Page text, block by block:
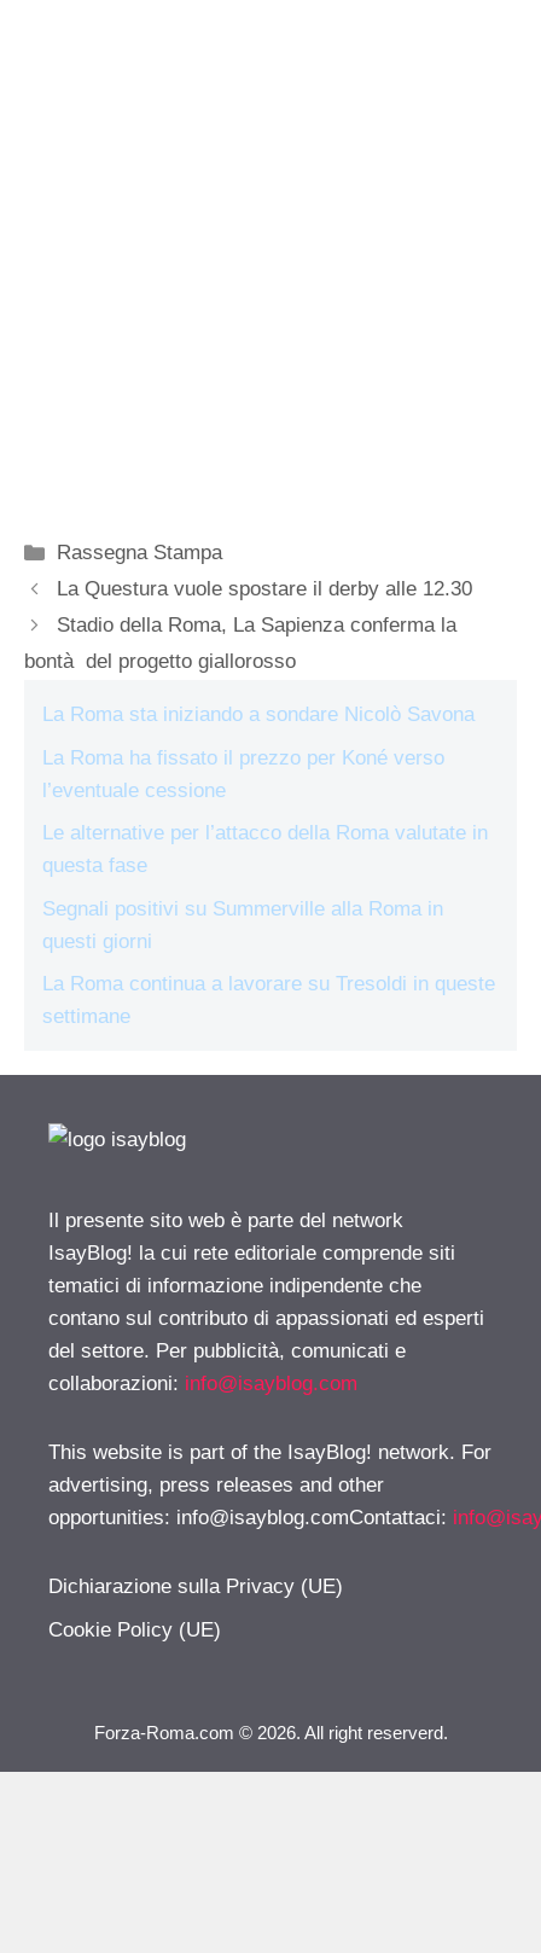
Categorie
Rassegna Stampa
La Questura vuole spostare il derby alle 12.30
Stadio della Roma, La Sapienza conferma la
bontà del progetto giallorosso
La Roma sta iniziando a sondare Nicolò Savona
La Roma ha fissato il prezzo per Koné verso
l’eventuale cessione
Le alternative per l’attacco della Roma valutate in
questa fase
Segnali positivi su Summerville alla Roma in
questi giorni
La Roma continua a lavorare su Tresoldi in queste
settimane
Il presente sito web è parte del network
IsayBlog! la cui rete editoriale comprende siti
tematici di informazione indipendente che
contano sul contributo di appassionati ed esperti
del settore. Per pubblicità, comunicati e
collaborazioni: info@isayblog.com
This website is part of the IsayBlog! network. For
advertising, press releases and other
opportunities: info@isayblog.comContattaci:
Dichiarazione sulla Privacy (UE)
Cookie Policy (UE)
Forza-Roma.com © 2026. All right reserverd.